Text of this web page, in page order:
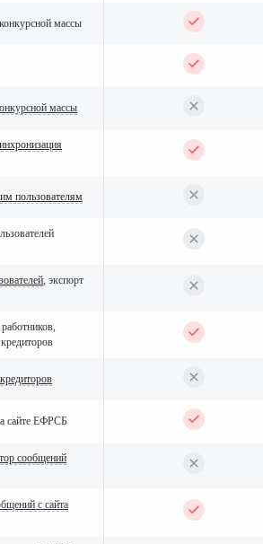
массы
массы
пользователям
, экспорт
сайте ЕФРСБ
сообщений
с сайта